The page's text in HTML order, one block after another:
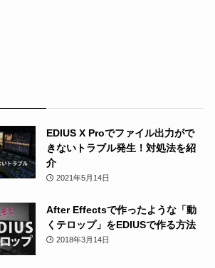
EDIUS X Proでファイル出力がで
きないトラブル発生！対処法を紹
介
2021年5月14日
After Effectsで作ったような「動
くテロップ」をEDIUSで作る方法
2018年3月14日